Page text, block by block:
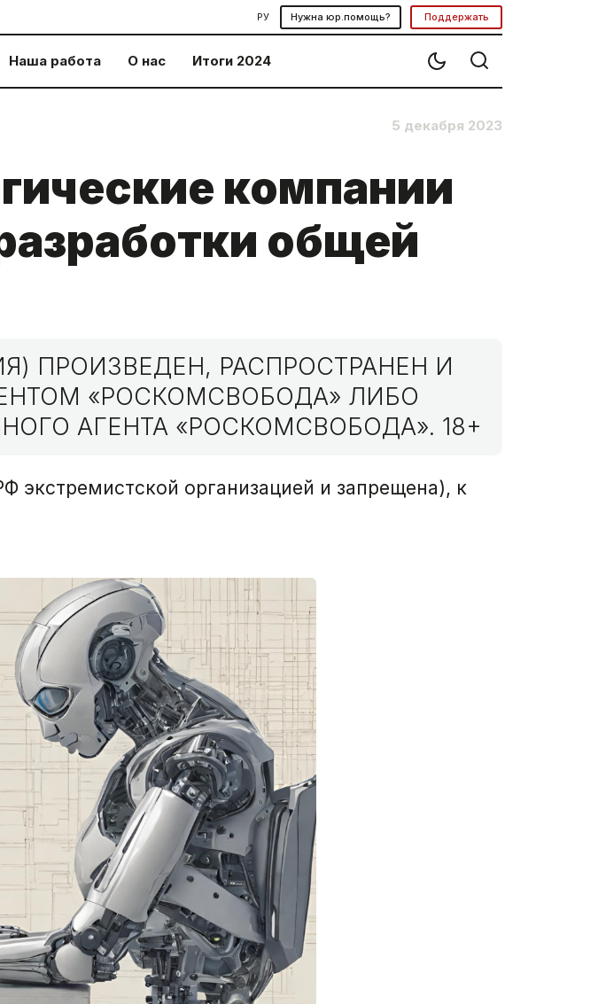
РУ Нужна юр.помощь? Поддержать
Наша работа О нас Итоги 2024
5 декабря 2023
компании
общей
ПРОИЗВЕДЕН, РАСПРОСТРАНЕН И
«РОСКОМСВОБОДА» ЛИБО
АГЕНТА «РОСКОМСВОБОДА». 18+
экстремистской организацией и запрещена), к